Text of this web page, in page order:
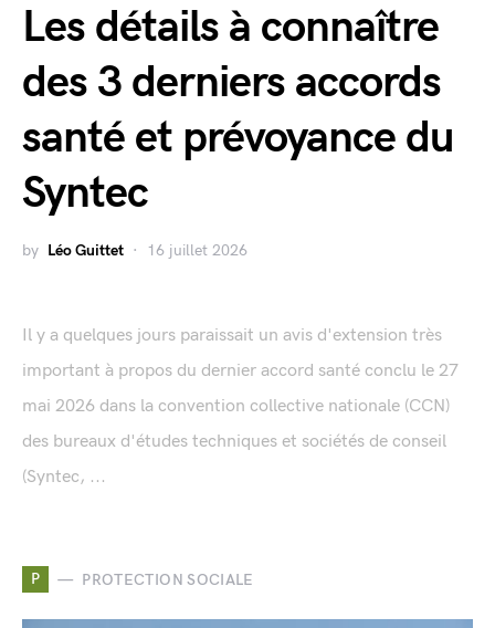
Les détails à connaître
des 3 derniers accords
santé et prévoyance du
Syntec
by Léo Guittet 16 juillet 2026
Il y a quelques jours paraissait un avis d'extension très
important à propos du dernier accord santé conclu le 27
mai 2026 dans la convention collective nationale (CCN)
des bureaux d'études techniques et sociétés de conseil
(Syntec, ...
P PROTECTION SOCIALE